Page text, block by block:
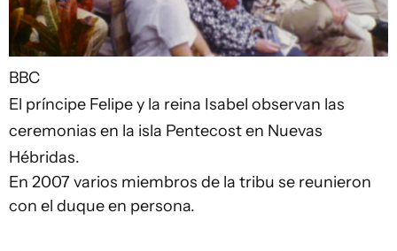
BBC
El príncipe Felipe y la reina Isabel observan las
ceremonias en la isla Pentecost en Nuevas
Hébridas.
En 2007 varios miembros de la tribu se reunieron
con el duque en persona.